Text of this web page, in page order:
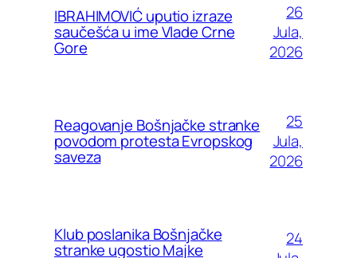
IBRAHIMOVIĆ uputio izraze
saučešća u ime Vlade Crne
Gore
26
Jula,
2026
Reagovanje Bošnjačke stranke
povodom protesta Evropskog
saveza
25
Jula,
2026
Klub poslanika Bošnjačke
stranke ugostio Majke
24